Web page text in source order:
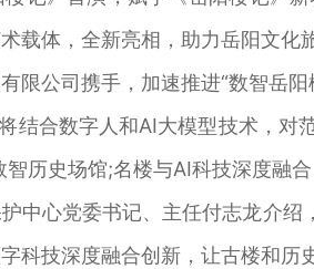
载体，全新亮相，助力岳阳文化
公司携手，加速推进“数智岳阳
合数字人和AI大模型技术，对
历史场馆;名楼与AI科技深度融
心党委书记、主任付志龙介绍
科技深度融合创新，让古楼和历